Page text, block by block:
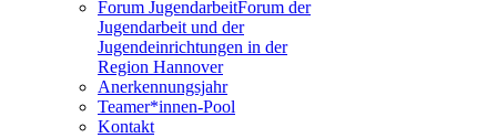
Forum JugendarbeitForum der
Jugendarbeit und der
Jugendeinrichtungen in der
Region Hannover
Anerkennungsjahr
Teamer*innen-Pool
Kontakt